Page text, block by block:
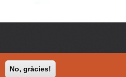
No, gràcies!